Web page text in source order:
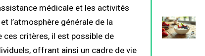
médicale et les activités
l’atmosphère générale de la
ces critères, il est possible de
offrant ainsi un cadre de vie